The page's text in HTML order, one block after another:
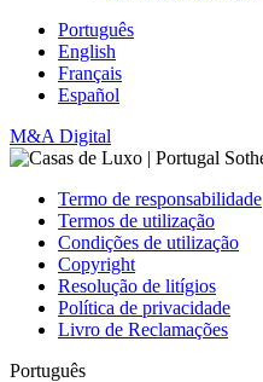
Português
English
Français
Español
M&A Digital
Termo de responsabilidade
Termos de utilização
Condições de utilização
Copyright
Resolução de litígios
Política de privacidade
Livro de Reclamações
Português